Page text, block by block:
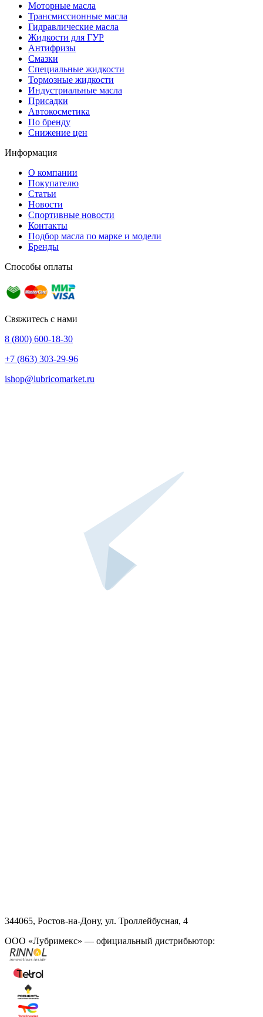
Моторные масла
Трансмиссионные масла
Гидравлические масла
Жидкости для ГУР
Антифризы
Смазки
Специальные жидкости
Тормозные жидкости
Индустриальные масла
Присадки
Автокосметика
По бренду
Снижение цен
Информация
О компании
Покупателю
Статьи
Новости
Спортивные новости
Контакты
Подбор масла по марке и модели
Бренды
Способы оплаты
Свяжитесь с нами
8 (800) 600-18-30
+7 (863) 303-29-96
ishop@lubricomarket.ru
344065, Ростов-на-Дону, ул. Троллейбусная, 4
ООО «Лубримекс» — официальный дистрибьютор: